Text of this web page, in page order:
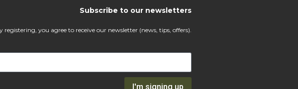
Subscribe to our newsletters
registering, you agree to receive our newsletter (news, tips, offers).
I'm signing up